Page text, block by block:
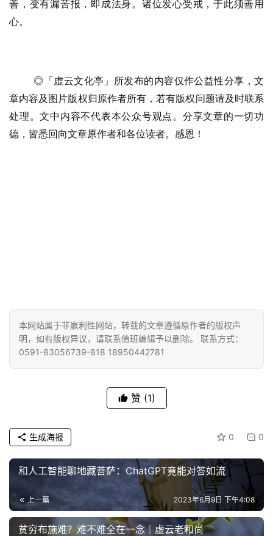
善
寺
院
教
艺
术
责
明
登录 注册
善，变有漏苦报，即成法身。诸位发心受戒，于此须善用
心。
◎「虚云文化亭」所发布的内容仅作公益性分享，文
章内容及图片版权归原作者所有，若有版权问题请及时联系
处理。文中内容不代表本公众号观点。分享文章的一切功
德，皆悉回向文章原作者和各位读者。感恩！
本网站属于非赢利性网站，转载的文章遵循原作者的版权声
明，如有版权异议，请联系值班编辑予以删除。 联系方式：
0591-83056739-818 18950442781
赞 (1)
0 0
生成海报
和人工智能聊地藏菩萨：ChatGPT竟能对答如流
上一篇 2023年6月9日 下午4:08
贫穷布施难？难不难全在一念｜虚云老和尚